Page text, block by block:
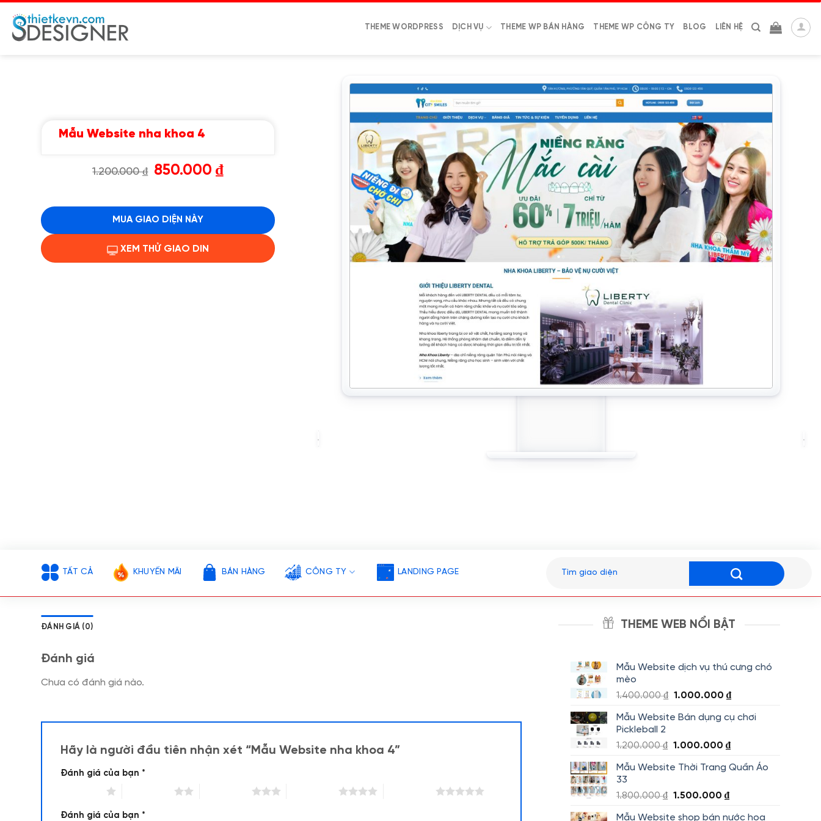
đến
nội
THEME WORDPRESS DỊCH VỤ THEME WP BÁN HÀNG THEME WP CÔNG TY BLOG LIÊN HỆ
Mẫu Website nha khoa 4
1.200.000₫
Giá
gốc
850.000 ₫Giá
hiện
850.000 ₫.
MUA GIAO DIỆN NÀY
XEM THỬ GIAO DIN
TẤT CẢ KHUYẾN MÃI BÁN HÀNG CÔNG TY LANDING PAGE
kiếm:
ĐÁNH GIÁ (0)
Đánh giá
Chưa có đánh giá nào.
Hãy là người đầu tiên nhận xét “Mẫu Website nha khoa 4”
Đánh giá của bạn *
Đánh giá của bạn *
THEME WEB NỔI BẬT
Mẫu Website dịch vụ thú cưng chó
mèo
1.400.000₫ Giá
là:
1.000.000₫Giá
tại
1.000.000 ₫.
Mẫu Website Bán dụng cụ chơi
Pickleball 2
1.200.000₫ Giá
là:
1.000.000₫Giá
tại
Mẫu Website Thời Trang Quần Áo
33
1.800.000₫ Giá
1.500.000₫Giá
Mẫu Website shop bán nước hoa